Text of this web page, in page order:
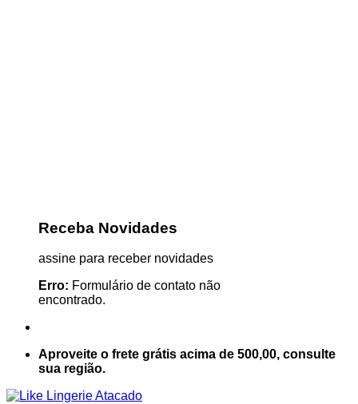
Receba Novidades
assine para receber novidades
Erro: Formulário de contato não
encontrado.
Aproveite o frete grátis acima de 500,00, consulte
sua região.